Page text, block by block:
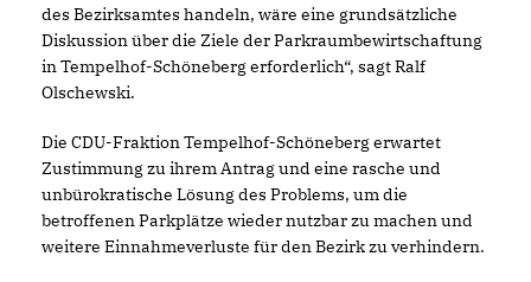
des Bezirksamtes handeln, wäre eine grundsätzliche
Diskussion über die Ziele der Parkraumbewirtschaftung
in Tempelhof-Schöneberg erforderlich“, sagt Ralf
Olschewski.
Die CDU-Fraktion Tempelhof-Schöneberg erwartet
Zustimmung zu ihrem Antrag und eine rasche und
unbürokratische Lösung des Problems, um die
betroffenen Parkplätze wieder nutzbar zu machen und
weitere Einnahmeverluste für den Bezirk zu verhindern.